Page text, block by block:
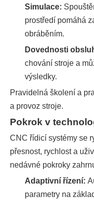
Simulace:
prostředí pomáhá
obráběním.
Dovednosti
chování stroje a
výsledky.
Pravidelná školení a
a provoz stroje.
Pokrok v
CNC řídicí systémy se
přesnost, rychlost a
nedávné pokroky
Adaptivní řízení:
parametry na